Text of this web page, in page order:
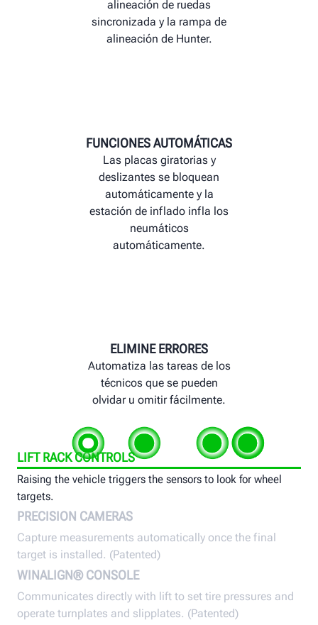
alineación de ruedas
sincronizada y la rampa de
alineación de Hunter.
FUNCIONES AUTOMÁTICAS
Las placas giratorias y
deslizantes se bloquean
automáticamente y la
estación de inflado infla los
neumáticos
automáticamente.
ELIMINE ERRORES
Automatiza las tareas de los
técnicos que se pueden
olvidar u omitir fácilmente.
LIFT RACK CONTROLS
Raising the vehicle triggers the sensors to look for wheel
targets.
PRECISION CAMERAS
Capture measurements automatically once the final
target is installed. (Patented)
WINALIGN® CONSOLE
Communicates directly with lift to set tire pressures and
operate turnplates and slipplates. (Patented)